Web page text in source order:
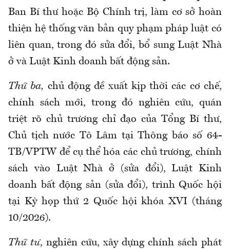
Ban Bí thư hoặc Bộ Chính trị, làm cơ sở hoàn
thiện hệ thống văn bản quy phạm pháp luật có
liên quan, trong đó sửa đổi, bổ sung Luật Nhà
ở và Luật Kinh doanh bất động sản.
Thứ ba, chủ động đề xuất kịp thời các cơ chế,
chính sách mới, trong đó nghiên cứu, quán
triệt rõ chủ trương chỉ đạo của Tổng Bí thư,
Chủ tịch nước Tô Lâm tại Thông báo số 64-
TB/VPTW để cụ thể hóa các chủ trương, chính
sách vào Luật Nhà ở (sửa đổi), Luật Kinh
doanh bất động sản (sửa đổi), trình Quốc hội
tại Kỳ họp thứ 2 Quốc hội khóa XVI (tháng
10/2026).
Thứ tư, nghiên cứu, xây dựng chính sách phát